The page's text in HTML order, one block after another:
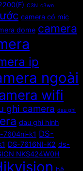
C3N c3wn
camera có mic
dome camera
ip
ngoài
wifi
ghi camera dau ghi
dau ghi hinh
7604ni-k1 DS-
DS-7616NI-K2 ds-
NKS424W0H